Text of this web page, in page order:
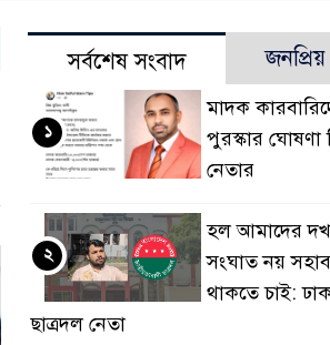
সর্বশেষ সংবাদ
মাদক
পুরস্কার ঘোষণা
নেতার
১
হল আমাদের
সংঘাত নয়
থাকতে চাই:
ছাত্রদল নেতা
২